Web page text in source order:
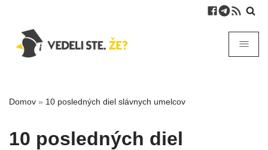
Domov » 10 posledných diel slávnych umelcov
10 posledných diel